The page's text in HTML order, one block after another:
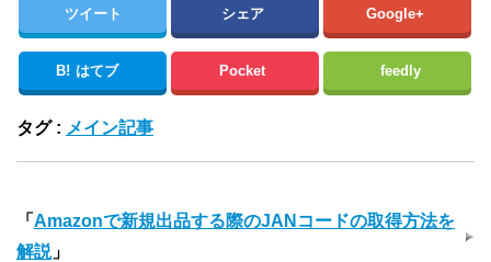
ツイート シェア Google+
B! はてブ Pocket feedly
タグ : メイン記事
「 Amazonで新規出品する際のJANコードの取得方法を
解説」